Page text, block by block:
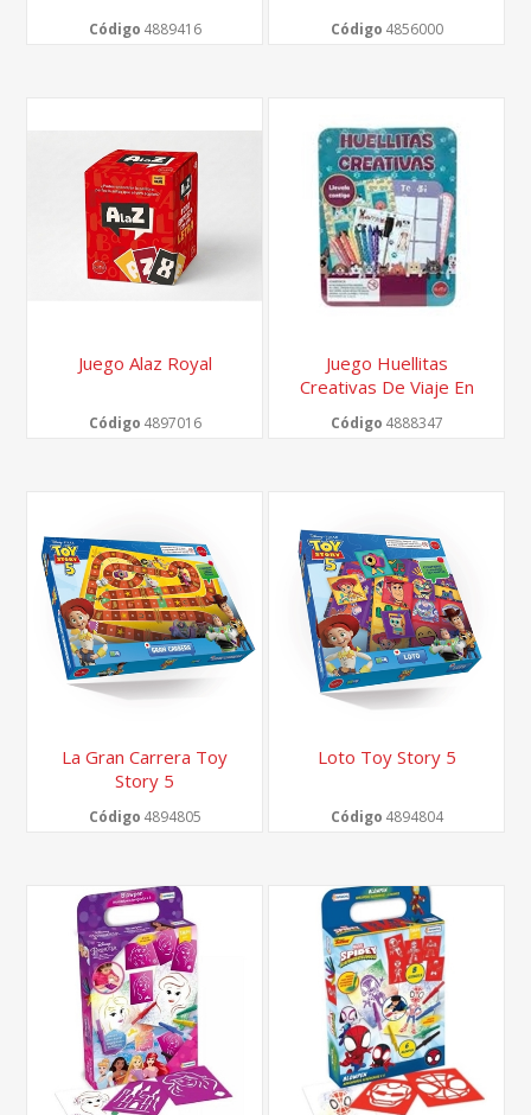
Código 4889416 Código 4856000
Juego Alaz Royal
Código 4897016
Juego Huellitas
Creativas De Viaje En
Código 4888347
La Gran Carrera Toy
Story 5
Código 4894805
Loto Toy Story 5
Código 4894804